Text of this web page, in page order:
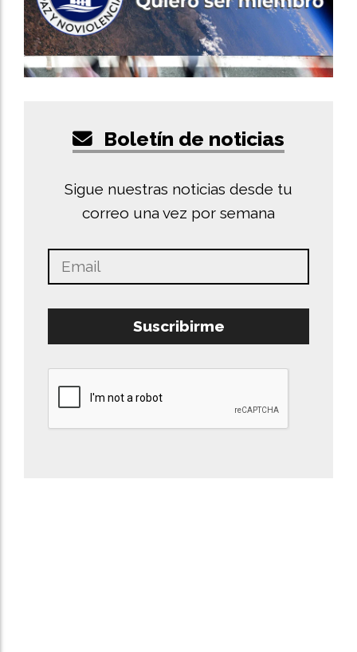
Boletín de noticias
Sigue nuestras noticias desde tu
correo una vez por semana
Suscribirme